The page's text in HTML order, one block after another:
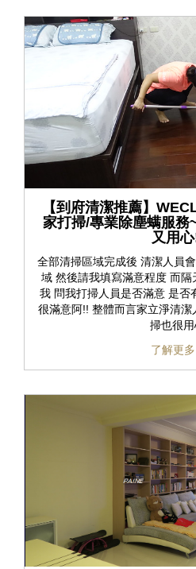
【到府清潔推薦】
家打掃/專業除塵螨服務
又用
全部清掃區域完成後 清潔人員
域 然後請我填寫滿意程度 而
我 問我打掃人員是否滿意 是否
很滿意阿!! 整體而言家立淨清
掃也很
了解更多